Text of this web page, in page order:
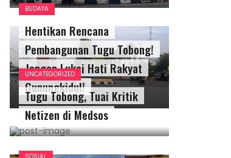
BUDAYA
Hentikan Rencana
Pembangunan Tugu Tobong!
Jangan Lukai Hati Rakyat
Gunungkidul!
UNCATEGORIZED
Tugu Tobong, Tuai Kritik
Netizen di Medsos